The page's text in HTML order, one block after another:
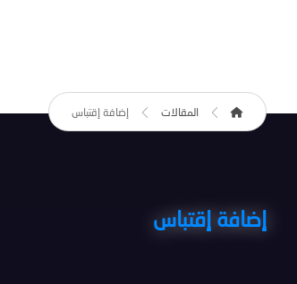
المقالات إضافة إقتباس
إضافة إقتباس